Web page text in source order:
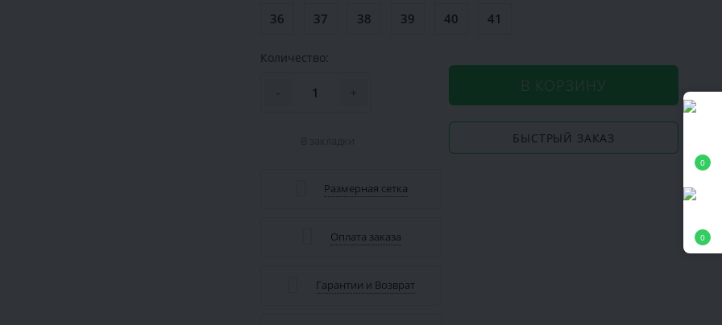
0
0
36 37 38 39 40 41
Количество:
- + В КОРЗИНУ
БЫСТРЫЙ ЗАКАЗ
Размерная сетка
Оплата заказа
Гарантии и Возврат